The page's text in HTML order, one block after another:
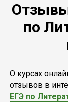
по
О курсах
отзывов в
ЕГЭ по